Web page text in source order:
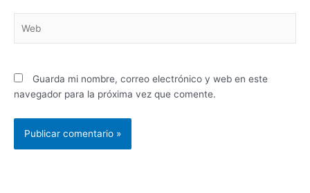
Guarda mi nombre, correo electrónico y web en este
navegador para la próxima vez que comente.